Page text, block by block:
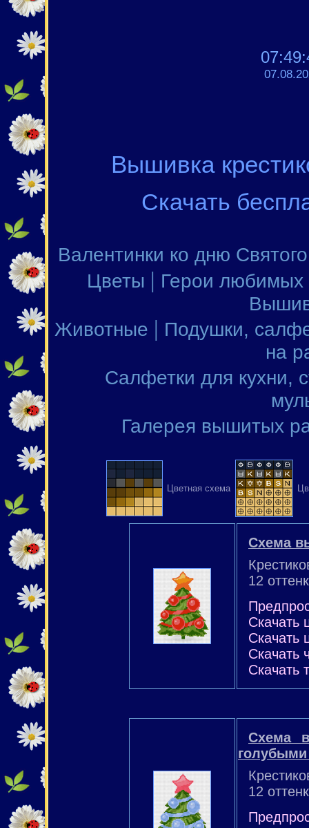
Вышивка
Скачать
Валентинки ко дню
Цветы | Герои
Животные | Подушки,
на
Салфетки для кухни,
Галерея вышитых
Цветная схема
Схема
12
Скачать
Скачать
Скачать
Скачать
Схема
12